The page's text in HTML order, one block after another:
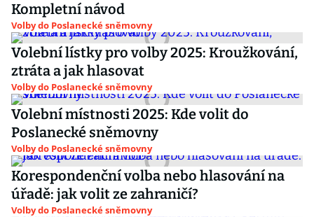
Kompletní návod
Volby do Poslanecké sněmovny
Volební lístky pro volby 2025: Kroužkování,
ztráta a jak hlasovat
Volby do Poslanecké sněmovny
Volební místnosti 2025: Kde volit do
Poslanecké sněmovny
Volby do Poslanecké sněmovny
Korespondenční volba nebo hlasování na
úřadě: jak volit ze zahraničí?
Volby do Poslanecké sněmovny